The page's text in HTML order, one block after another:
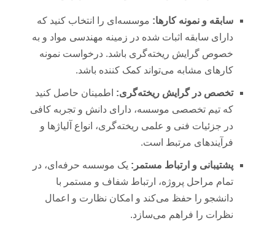
سابقه و نمونه کارها: موسسه‌ای را انتخاب کنید که
دارای سابقه اثبات شده در زمینه مهندسی مواد و به
خصوص گرایش ریخته‌گری باشد. درخواست نمونه
کارهای مشابه می‌تواند کمک کننده باشد.
تخصص در گرایش ریخته‌گری: اطمینان حاصل کنید
که تیم تخصصی موسسه، دارای دانش و تجربه کافی
در جزئیات فنی و علمی ریخته‌گری، انواع آلیاژها و
فرآیندهای مرتبط است.
پشتیبانی و ارتباط مستمر: یک موسسه حرفه‌ای، در
تمام مراحل پروژه، ارتباط شفاف و مستمر با
دانشجو را حفظ می‌کند و امکان نظارت و اعمال
نظرات را فراهم می‌سازد.